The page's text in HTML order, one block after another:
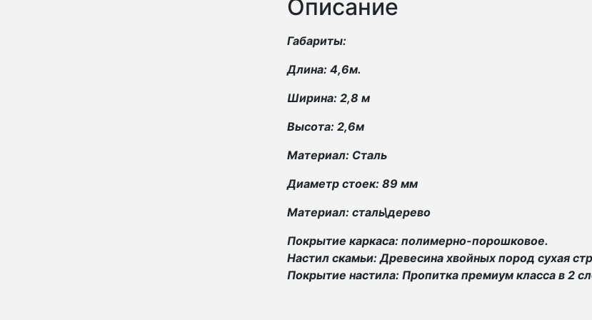
Описание
Габариты:
Длина: 4,6м.
Ширина: 2,8 м
Высота: 2,6м
Материал: Сталь
Диаметр стоек: 89 мм
Материал: сталь\дерево
Покрытие каркаса: полимерно-порошковое.
Настил скамьи: Древесина хвойных пород сухая
Покрытие настила: Пропитка премиум класса в 2